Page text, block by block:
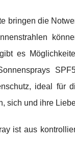
bringen die
es
ideal für
sich und ihre
ist aus